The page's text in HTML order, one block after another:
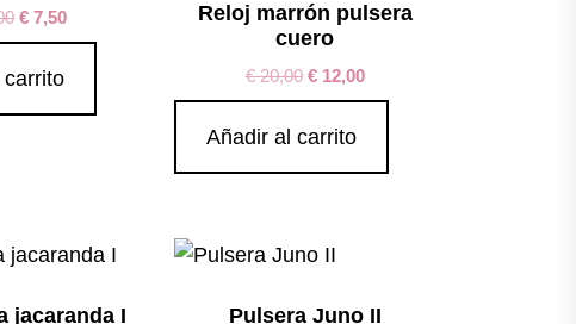
€7,50
Reloj marrón pulsera
cuero
€20,00 €12,00
Añadir al carrito
jacaranda I Pulsera Juno II